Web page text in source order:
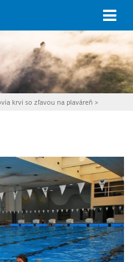
krvi so zľavou na plaváreň >